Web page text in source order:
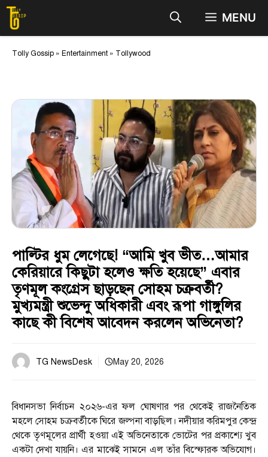
Skip
content
MENU
Tolly Gossip » Entertainment » Tollywood
পাল্টির ধুম লেগেছে! “আমি খুব ভীত…আমার
কেরিয়ারে কিছুটা হলেও ক্ষতি হয়েছে” এবার
তৃণমূল কংগ্রেস ছাড়ছেন সোহম চক্রবর্তী?
মুখ্যমন্ত্রী শুভেন্দু অধিকারী এবং রূপা গাঙ্গুলির
কাছে কী বিশেষ আবেদন করলেন অভিনেতা?
TG NewsDesk May 20, 2026
বিধানসভা নির্বাচন ২০২৬-এর ফল ঘোষণার পর থেকেই রাজনৈতিক
মহলে সোহম চক্রবর্তীকে ঘিরে জল্পনা বাড়ছিল। নদীয়ার করিমপুর কেন্দ্র
থেকে তৃণমূলের প্রার্থী হওয়া এই অভিনেতাকে ভোটের পর প্রকাশ্যে খুব
একটা দেখা যায়নি। এর মাঝেই সামনে এল তাঁর বিস্ফোরক অভিযোগ।